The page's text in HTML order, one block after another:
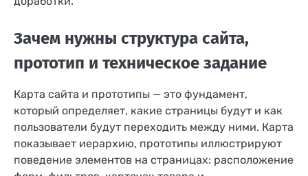
Зачем нужны структура сайта,
прототип и техническое задание
Карта сайта и прототипы — это фундамент,
который определяет, какие страницы будут и как
пользователи будут переходить между ними. Карта
показывает иерархию, прототипы иллюстрируют
поведение элементов на страницах: расположение